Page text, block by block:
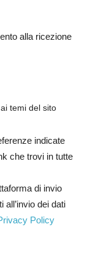
alla ricezione
temi del sito
indicate
che trovi in tutte
di invio
dei dati
Policy